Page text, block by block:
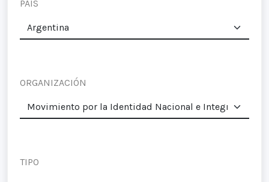
PAÍS
ORGANIZACIÓN
TIPO